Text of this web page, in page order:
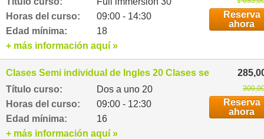
Horas del curso:
09:00 - 14:30
Edad mínima:
18
Reserva
ahora
+ más información aquí »
Clases Semi individual de Ingles 20 Clases semanales
Título curso:
Dos a uno 20
Horas del curso:
09:00 - 12:30
Edad mínima:
16
Reserva
ahora
+ más información aquí »